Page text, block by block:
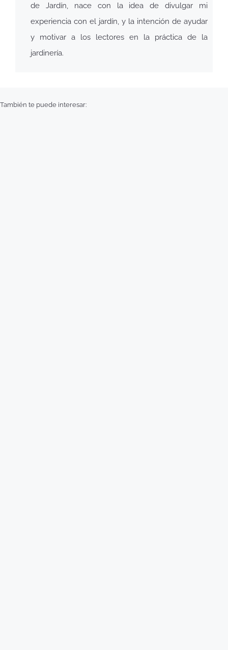
de Jardín, nace con la idea de divulgar mi
experiencia con el jardín, y la intención de ayudar
y motivar a los lectores en la práctica de la
jardinería.
También te puede interesar: